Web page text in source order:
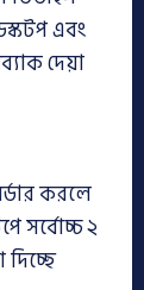
এবং
দেয়া
করলে
২